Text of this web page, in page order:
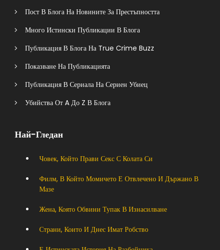
Пост В Блога На Новините За Престъпността
Много Истински Публикации В Блога
Публикация В Блога На True Crime Buzz
Показване На Публикацията
Публикация В Сериала На Сериен Убиец
Убийства От A До Z В Блога
Най-Гледан
Човек, Който Прави Секс С Колата Си
Филм, В Който Момичето Е Отвлечено И Държано В
Мазе
Жена, Която Обвини Тупак В Изнасилване
Страни, Които И Днес Имат Робство